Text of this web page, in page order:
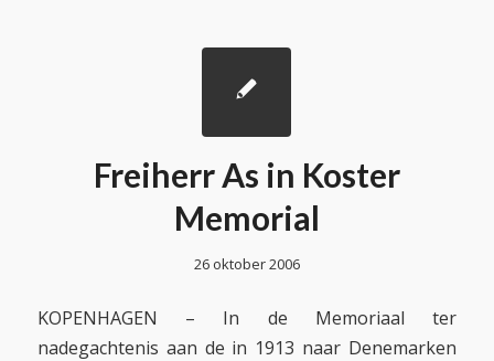
Freiherr As in Koster
Memorial
26 oktober 2006
KOPENHAGEN – In de Memoriaal ter
nadegachtenis aan de in 1913 naar Denemarken